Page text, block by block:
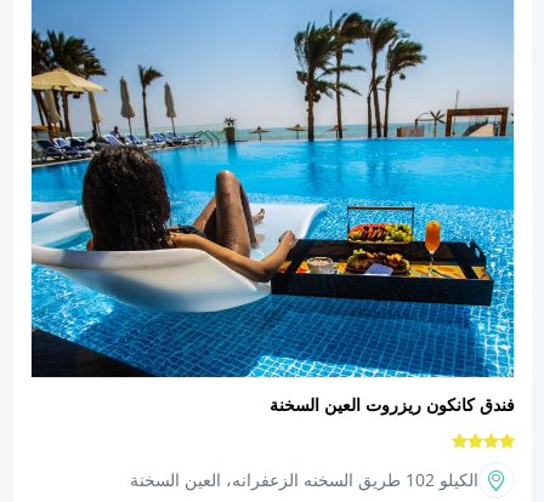
فندق كانكون ريزروت العين السخنة
الكيلو 102 طريق السخنه الزعفرانه، العين السخنة